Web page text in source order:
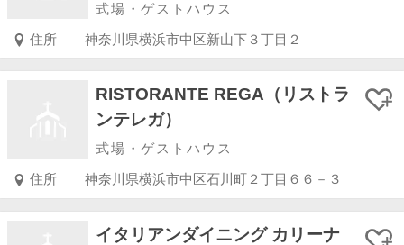
式場・ゲストハウス
住所 神奈川県横浜市中区新山下３丁目２
RISTORANTE REGA（リストラ
ンテレガ）
式場・ゲストハウス
住所 神奈川県横浜市中区石川町２丁目６６－３
イタリアンダイニング カリーナ